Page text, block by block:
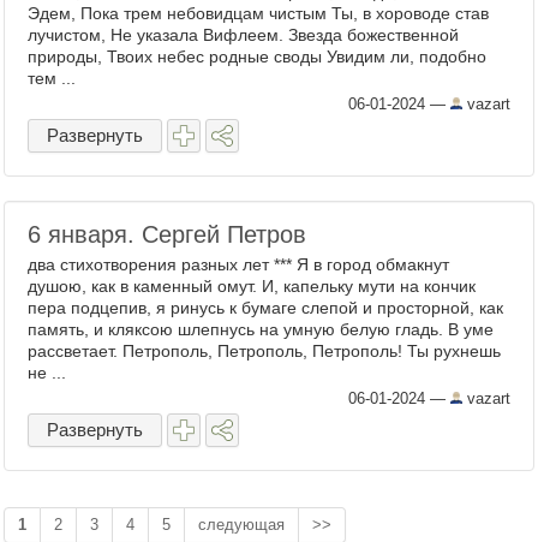
Эдем, Пока трем небовидцам чистым Ты, в хороводе став
лучистом, Не указала Вифлеем. Звезда божественной
природы, Твоих небес родные своды Увидим ли, подобно
тем ...
06-01-2024 — vazart
Развернуть
6 января. Сергей Петров
два стихотворения разных лет *** Я в город обмакнут
душою, как в каменный омут. И, капельку мути на кончик
пера подцепив, я ринусь к бумаге слепой и просторной, как
память, и кляксою шлепнусь на умную белую гладь. В уме
рассветает. Петрополь, Петрополь, Петрополь! Ты рухнешь
не ...
06-01-2024 — vazart
Развернуть
1 2 3 4 5 следующая >>